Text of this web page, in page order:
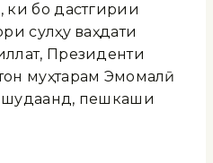
бо дастгирии
сулҳу ваҳдати
Президенти
муҳтарам Эмомалӣ
шудаанд, пешкаши